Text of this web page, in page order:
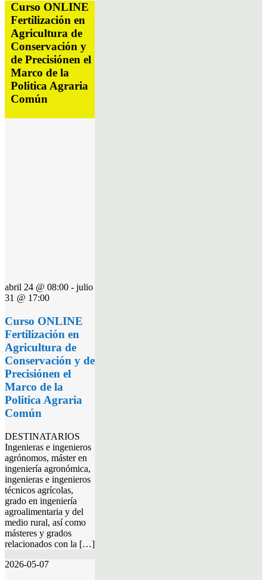
Curso ONLINE
Fertilización en
Agricultura de
Conservación y
de Precisiónen el
Marco de la
Politica Agraria
Común
abril 24 @ 08:00 - julio
31 @ 17:00
Curso ONLINE
Fertilización en
Agricultura de
Conservación y de
Precisiónen el
Marco de la
Politica Agraria
Común
DESTINATARIOS
Ingenieras e ingenieros
agrónomos, máster en
ingeniería agronómica,
ingenieras e ingenieros
técnicos agrícolas,
grado en ingeniería
agroalimentaria y del
medio rural, así como
másteres y grados
relacionados con la […]
2026-05-07